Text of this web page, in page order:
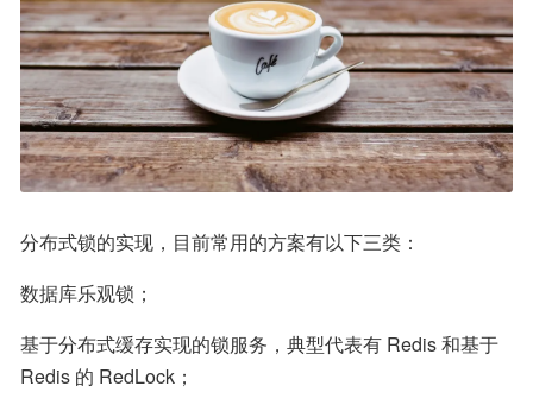
分布式锁的实现，目前常用的方案有以下三类：
数据库乐观锁；
基于分布式缓存实现的锁服务，典型代表有 Redis 和基于
Redis 的 RedLock；